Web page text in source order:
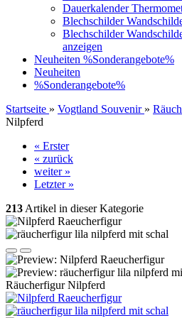
Dauerkalender
Blechschilder
Blechschilder
anzeigen
Neuheiten %Sonderangebote%
Neuheiten
%Sonderangebote%
Startseite » Vogtland Souvenir »
Nilpferd
« Erster
« zurück
weiter »
Letzter »
213 Artikel in dieser Kategorie
Räucherfigur Nilpferd